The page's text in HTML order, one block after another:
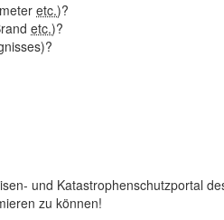
etc.)?
etc.)?
und Katastrophenschutzportal
zu können!